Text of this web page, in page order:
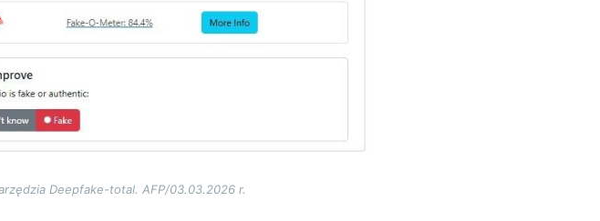
Deepfake-total. AFP/03.03.2026 r.